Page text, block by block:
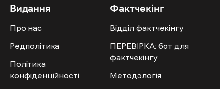
Видання
Про нас
Редполітика
Політика
конфіденційності
Фактчекінг
Відділ фактчекінгу
ПЕРЕВІРКА: бот для
фактчекінгу
Методологія